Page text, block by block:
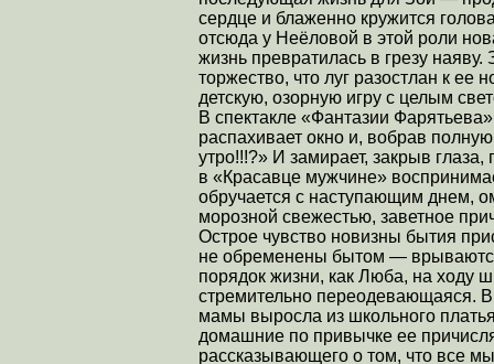
сердце и блаженно кружится
отсюда у Неёловой в этой роли
жизнь превратилась в грезу
торжество, что луг разостлан к ее
детскую, озорную игру с целым
В спектакле «Фантазии
распахивает окно и, вобрав
утро!!!?» И замирает, закрыв
в «Красавце мужчине»
обручается с наступающим днем,
морозной свежестью, заветное
Острое чувство новизны бытия
не обременены бытом —
порядок жизни, как Люба, на
стремительно переодевающаяся.
мамы выросла из школьного
домашние по привычке ее
рассказывающего о том, что все